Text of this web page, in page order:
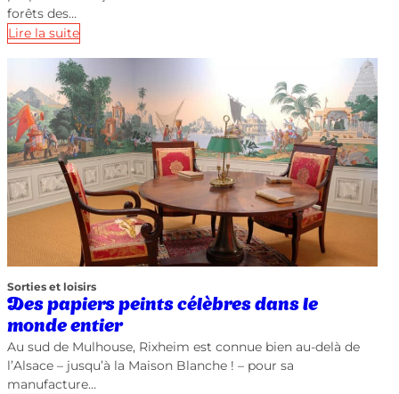
forêts des…
Lire la suite
Sorties et loisirs
Des papiers peints célèbres dans le
monde entier
Au sud de Mulhouse, Rixheim est connue bien au-delà de
l’Alsace – jusqu’à la Maison Blanche ! – pour sa
manufacture…